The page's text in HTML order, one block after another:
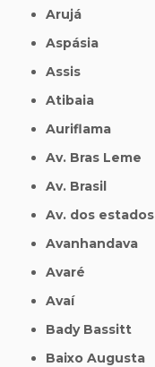
Arujá
Aspásia
Assis
Atibaia
Auriflama
Av. Bras Leme
Av. Brasil
Av. dos estados
Avanhandava
Avaré
Avaí
Bady Bassitt
Baixo Augusta